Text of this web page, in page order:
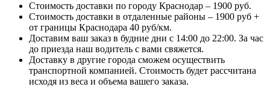
Стоимость доставки по городу Краснодар – 1900 руб.
Стоимость доставки в отдаленные районы – 1900 руб +
от границы Краснодара 40 руб/км.
Доставим ваш заказ в будние дни с 14:00 до 22:00. За час
до приезда наш водитель с вами свяжется.
Доставку в другие города сможем осуществить
транспортной компанией. Стоимость будет рассчитана
исходя из веса и объема вашего заказа.